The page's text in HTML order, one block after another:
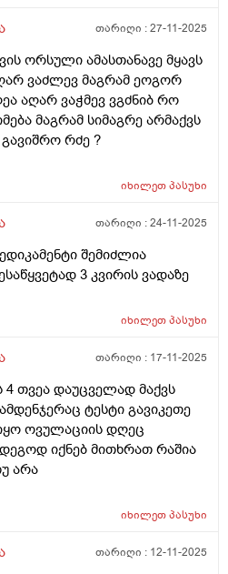
თარიღი :27-11-2025
ორსული ამასთანავე მყავს
ვაძლევ მაგრამ ეოგორ
აღარ ვაჭმევ ვგძნიბ რო
მაგრამ სიმაგრე არმაქვს
რძე ?
იხილეთპასუხი
თარიღი :24-11-2025
შემიძლია
3 კვირის ვადაზე
იხილეთპასუხი
თარიღი : 17-11-2025
თვეა დაუცველად მაქვს
ტესტი გავიკეთე
ოვულაციის დღეც
იქნებ მითხრათ რაშია
არა
იხილეთპასუხი
თარიღი : 12-11-2025